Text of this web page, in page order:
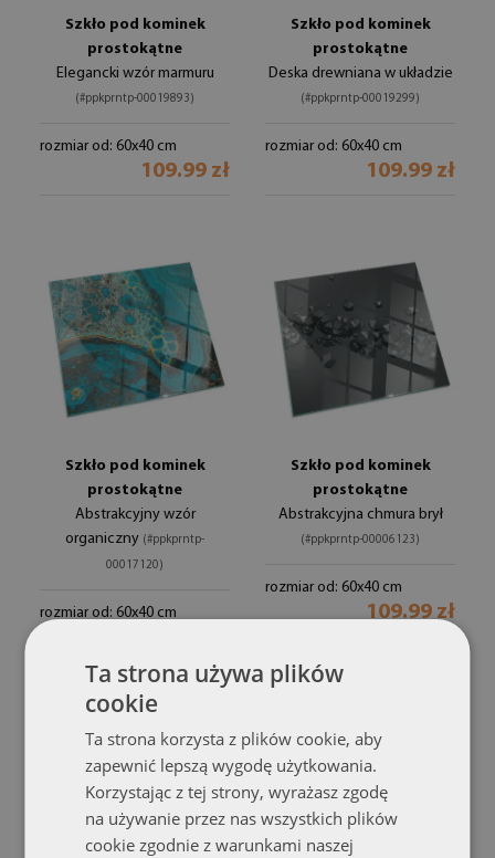
Szkło pod kominek
prostokątne
Elegancki wzór marmuru
(#ppkprntp-00019893)
rozmiar od: 60x40 cm
109.99 zł
Szkło pod kominek
prostokątne
Deska drewniana w układzie
(#ppkprntp-00019299)
rozmiar od: 60x40 cm
109.99 zł
Szkło pod kominek
prostokątne
Abstrakcyjny wzór
organiczny (#ppkprntp-
00017120)
rozmiar od: 60x40 cm
Szkło pod kominek
prostokątne
Abstrakcyjna chmura brył
(#ppkprntp-00006123)
rozmiar od: 60x40 cm
109.99 zł
Ta strona używa plików
cookie
Ta strona korzysta z plików cookie, aby
zapewnić lepszą wygodę użytkowania.
Korzystając z tej strony, wyrażasz zgodę
na używanie przez nas wszystkich plików
cookie zgodnie z warunkami naszej